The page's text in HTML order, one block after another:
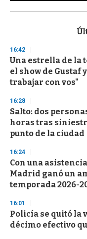
s
d
s
o
f
3
s
e
c
o
n
d
s
16:42
Una estrella de la
el show de Gustaf
trabajar con vos"
16:28
Salto: dos
horas tras
punto de la ciudad
16:24
Con una
Madrid ganó un
temporada 2026-
16:01
Policía se quitó la
décimo efectivo